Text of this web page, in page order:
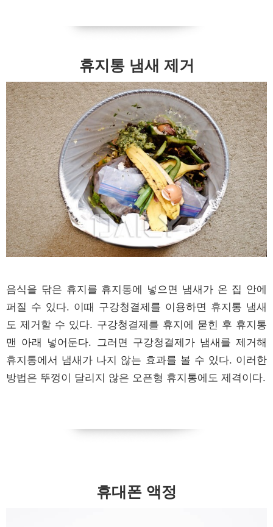
휴지통 냄새 제거
음식을 닦은 휴지를 휴지통에 넣으면 냄새가 온 집 안에
퍼질 수 있다. 이때 구강청결제를 이용하면 휴지통 냄새
도 제거할 수 있다. 구강청결제를 휴지에 묻힌 후 휴지통
맨 아래 넣어둔다. 그러면 구강청결제가 냄새를 제거해
휴지통에서 냄새가 나지 않는 효과를 볼 수 있다. 이러한
방법은 뚜껑이 달리지 않은 오픈형 휴지통에도 제격이다.
휴대폰 액정